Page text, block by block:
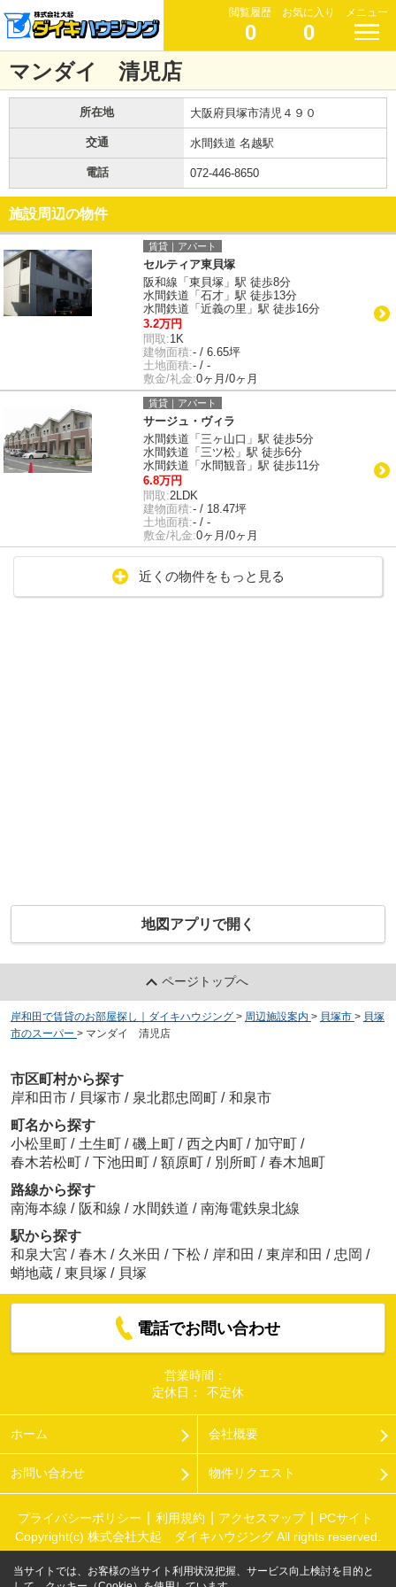
閲覧履歴
0
お気に入り
0
メニュー
マンダイ 清児店
所在地 大阪府貝塚市清児４９０
交通 水間鉄道 名越駅
電話 072-446-8650
施設周辺の物件
賃貸｜アパート
セルティア東貝塚
阪和線「東貝塚」駅 徒歩8分
水間鉄道「石才」駅 徒歩13分
水間鉄道「近義の里」駅 徒歩16分
3.2万円
間取:1K
建物面積:- / 6.65坪
土地面積:- / -
敷金/礼金:0ヶ月/0ヶ月
賃貸｜アパート
サージュ・ヴィラ
水間鉄道「三ヶ山口」駅 徒歩5分
水間鉄道「三ツ松」駅 徒歩6分
水間鉄道「水間観音」駅 徒歩11分
6.8万円
間取:2LDK
建物面積:- / 18.47坪
土地面積:- / -
敷金/礼金:0ヶ月/0ヶ月
近くの物件をもっと見る
地図アプリで開く
ページトップへ
岸和田で賃貸のお部屋探し｜ダイキハウジング > 周辺施設案内 > 貝塚市 > 貝塚
市のスーパー > マンダイ 清児店
市区町村から探す
岸和田市 / 貝塚市 / 泉北郡忠岡町 / 和泉市
町名から探す
小松里町 / 土生町 / 磯上町 / 西之内町 / 加守町 /
春木若松町 / 下池田町 / 額原町 / 別所町 / 春木旭町
路線から探す
南海本線 / 阪和線 / 水間鉄道 / 南海電鉄泉北線
駅から探す
和泉大宮 / 春木 / 久米田 / 下松 / 岸和田 / 東岸和田 / 忠岡 /
蛸地蔵 / 東貝塚 / 貝塚
電話でお問い合わせ
営業時間：
定休日：
不定休
ホーム 会社概要
お問い合わせ 物件リクエスト
プライバシーポリシー 利用規約 アクセスマップ
PCサイト
Copyright(c) 株式会社大起 ダイキハウジング All rights reserved.
当サイトでは、お客様の当サイト利用状況把握、サービス向上検討を目的と